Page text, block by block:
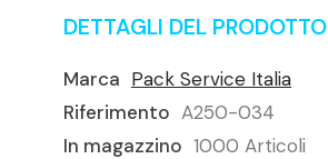
DETTAGLI DEL PRODOTTO
Marca Pack Service Italia
Riferimento A250-034
In magazzino 1000 Articoli